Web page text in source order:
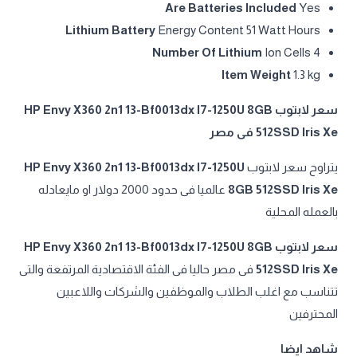
Are Batteries Included ‎Yes
Lithium Battery Energy Content ‎51 Watt Hours
Number Of Lithium Ion Cells ‎4
Item Weight‎1.3 kg
سعر لابتوب HP Envy X360 2n1 13-Bf0013dx I7-1250U 8GB
512SSD Iris Xe فى مصر
يتراوح سعر لابتوب HP Envy X360 2n1 13-Bf0013dx I7-1250U
8GB 512SSD Iris Xe
عالميا فى حدود 2000 دولار او مايعادله
بالعمله المحلية
سعر لابتوب HP Envy X360 2n1 13-Bf0013dx I7-1250U 8GB
512SSD Iris Xe فى مصر حاليا فى الفئة الاقتصادية المرتفعة والتى
تتناسب مع اغلب الطلاب والموظفين والشركات واللاعبين
المحترفين
شاهد ايضا